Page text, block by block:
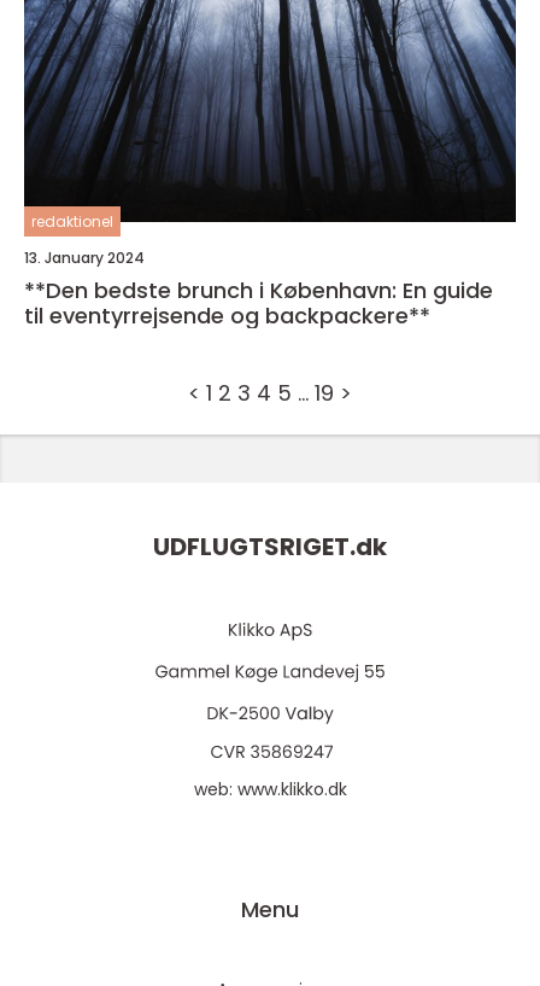
redaktionel
13. January 2024
**Den bedste brunch i København: En guide
til eventyrrejsende og backpackere**
< 1 2 3 4 5 … 19 >
UDFLUGTSRIGET.dk
web: www.klikko.dk
Menu